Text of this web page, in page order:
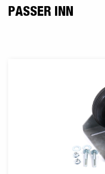
PASSER INN